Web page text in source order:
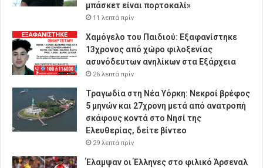
μπάσκετ είναι πορτοκαλί»
11 λεπτά πρίν
Χαμόγελο του Παιδιού: Εξαφανίστηκε
13χρονος από χώρο φιλοξενίας
ασυνόδευτων ανηλίκων στα Εξάρχεια
26 λεπτά πρίν
Τραγωδία στη Νέα Υόρκη: Νεκροί βρέφος
5 μηνών και 27χρονη μετά από ανατροπή
σκάφους κοντά στο Νησί της
Ελευθερίας, δείτε βίντεο
29 λεπτά πρίν
Έλαμψαν οι Έλληνες στο φιλικό Άρσεναλ